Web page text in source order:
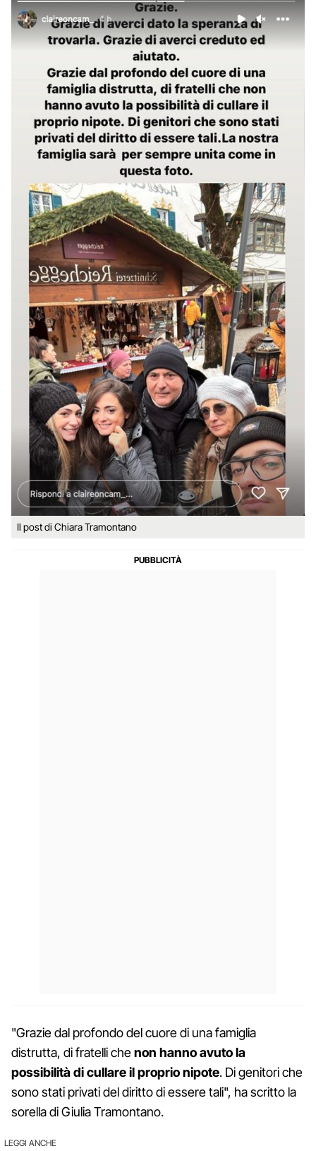
Il post di Chiara Tramontano
"Grazie dal profondo del cuore di una famiglia
distrutta, di fratelli chenon hanno avuto la
possibilità di cullare il proprio nipote. Di genitori che
sono stati privati del diritto di essere tali", ha scritto la
sorella di Giulia Tramontano.
LEGGI ANCHE